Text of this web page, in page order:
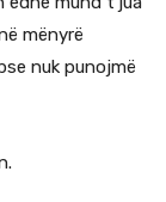
mënyrë
nuk punojmë